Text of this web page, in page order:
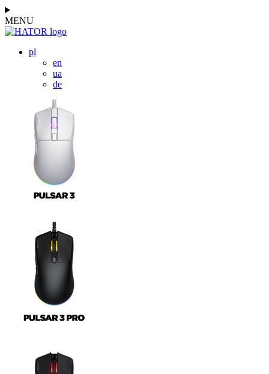
MENU
pl
en
ua
de